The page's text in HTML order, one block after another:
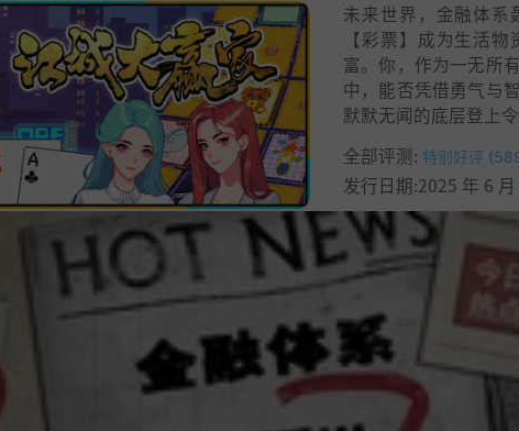
未来世界，金融体系
【彩票】成为生活
富。你，作为一无所
中，能否凭借勇气与
默默无闻的底层登上
全部评测: 特别好评
发行日期:2025 年 6 月